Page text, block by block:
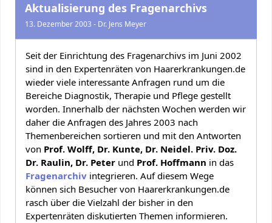
Aktualisierung des Fragenarchivs
13. Dezember 2003 - Dr. Jens Meyer
Seit der Einrichtung des Fragenarchivs im Juni 2002
sind in den Expertenräten von Haarerkrankungen.de
wieder viele interessante Anfragen rund um die
Bereiche Diagnostik, Therapie und Pflege gestellt
worden. Innerhalb der nächsten Wochen werden wir
daher die Anfragen des Jahres 2003 nach
Themenbereichen sortieren und mit den Antworten
von Prof. Wolff, Dr. Kunte, Dr. Neidel. Priv. Doz.
Dr. Raulin, Dr. Peter und Prof. Hoffmann in das
Fragenarchiv integrieren. Auf diesem Wege
können sich Besucher von Haarerkrankungen.de
rasch über die Vielzahl der bisher in den
Expertenräten diskutierten Themen informieren.